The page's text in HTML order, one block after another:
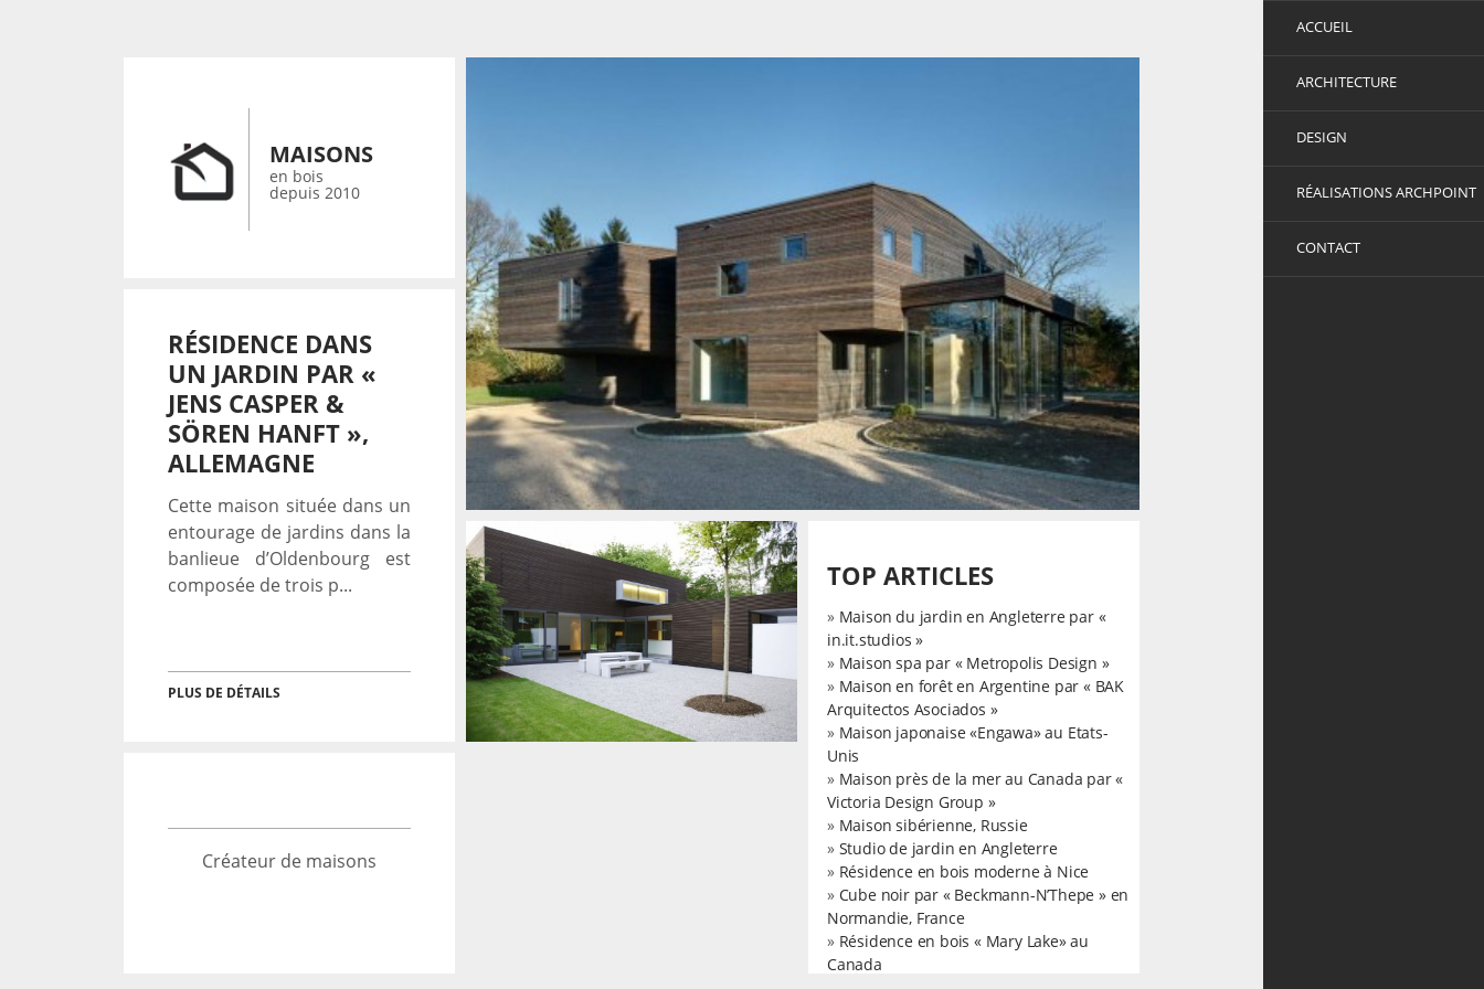
ACCUEIL
ARCHITECTURE
DESIGN
RÉALISATIONS ARCHPOINT
CONTACT
MAISONS
en bois
depuis 2010
RÉSIDENCE DANS
UN JARDIN PAR «
JENS CASPER &
SÖREN HANFT »,
ALLEMAGNE
Cette maison située dans un
entourage de jardins dans la
banlieue d’Oldenbourg est
composée de trois p...
PLUS DE DÉTAILS
EN ALLEMAGNE
Architecture
TOP ARTICLES
» Maison du jardin en Angleterre par «
in.it.studios »
» Maison spa par « Metropolis Design »
» Maison en forêt en Argentine par « BAK
Arquitectos Asociados »
» Maison japonaise «Engawa» au Etats-
Unis
» Maison près de la mer au Canada par «
Victoria Design Group »
» Maison sibérienne, Russie
» Studio de jardin en Angleterre
» Résidence en bois moderne à Nice
» Cube noir par « Beckmann-N’Thepe » en
Normandie, France
» Résidence en bois « Mary Lake» au
Canada
Créateur de maisons